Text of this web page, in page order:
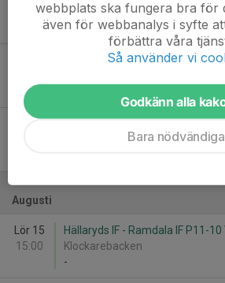
11:00
Klockarebacken
-
Hällaryds IF - AIK Atlas P2015-16
Klockarebacken
Augusti
Lör 15
15:00
Hällaryds IF - Ramdala IF P11-10
Klockarebacken
-
webbplats ska fungera bra för
även för webbanalys i syfte
förbättra våra
Så använder vi
Godkänn alla
Bara nödvändiga